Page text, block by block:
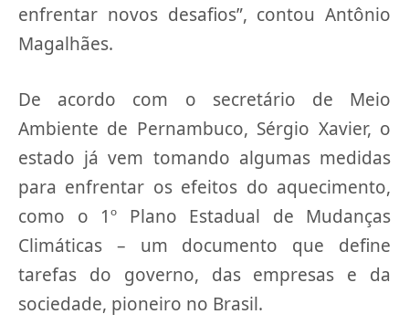
enfrentar novos desafios”, contou Antônio
Magalhães.
De acordo com o secretário de Meio
Ambiente de Pernambuco, Sérgio Xavier, o
estado já vem tomando algumas medidas
para enfrentar os efeitos do aquecimento,
como o 1º Plano Estadual de Mudanças
Climáticas – um documento que define
tarefas do governo, das empresas e da
sociedade, pioneiro no Brasil.